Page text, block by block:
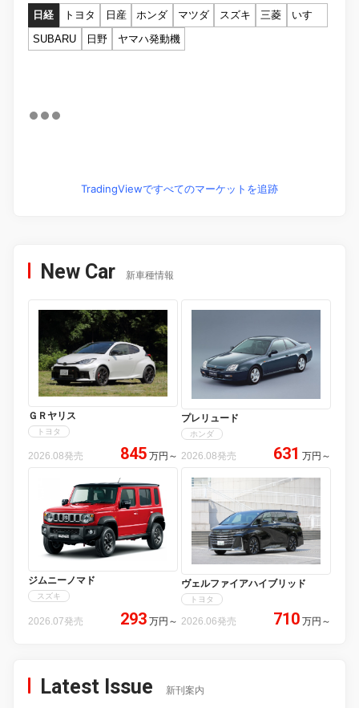
日経 トヨタ 日産 ホンダ マツダ スズキ 三菱
いすゞ
SUBARU
日野 ヤマハ発動機
TradingViewですべてのマーケットを追跡
New Car 新車種情報
ＧＲヤリス
トヨタ
2026.08発売 845 万円 ～
プレリュード
ホンダ
2026.08発売 631 万円 ～
ジムニーノマド
スズキ
2026.07発売 293 万円 ～
ヴェルファイアハイブリッド
トヨタ
2026.06発売 710 万円 ～
Latest Issue 新刊案内